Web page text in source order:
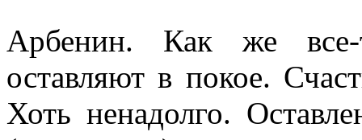
Арбенин. Как же все-
оставляют в покое.
Хоть ненадолго.